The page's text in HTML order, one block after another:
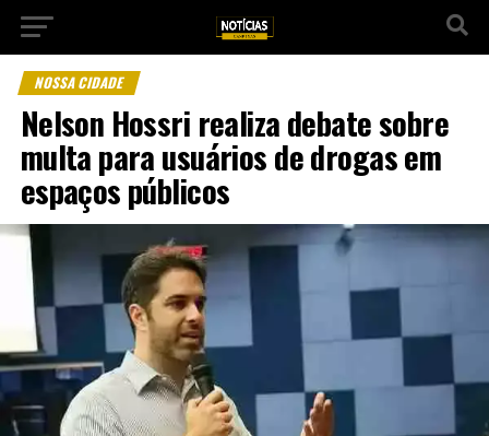
NOSSA CIDADE
Nelson Hossri realiza debate sobre
multa para usuários de drogas em
espaços públicos